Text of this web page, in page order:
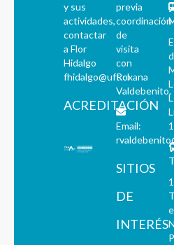
y sus
actividades,
contactar
a Flor
Hidalgo
fhidalgo@uft.cl
ACREDITACIÓN
previa
coordinación
de
visita
con
Roxana
Valdebenito.
Email:
SITIOS
DE
INTERÉS